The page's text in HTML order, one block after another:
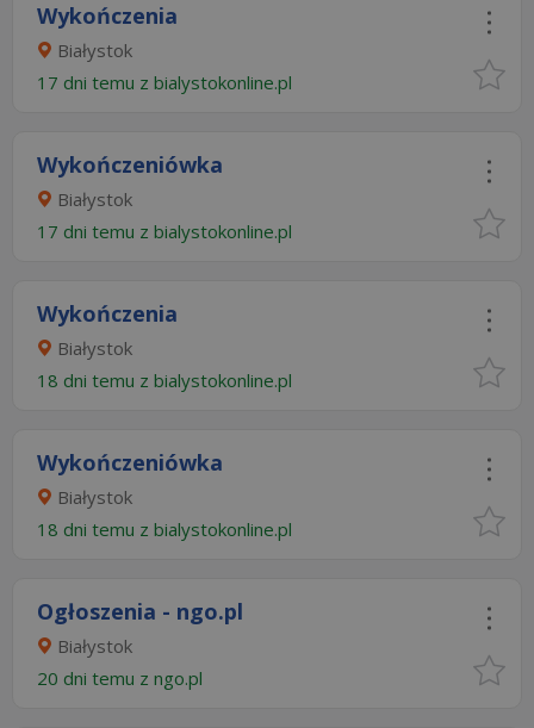
Wykończenia
Białystok
17 dni temu z bialystokonline.pl
Wykończeniówka
Białystok
17 dni temu z bialystokonline.pl
Wykończenia
Białystok
18 dni temu z bialystokonline.pl
Wykończeniówka
Białystok
18 dni temu z bialystokonline.pl
Ogłoszenia - ngo.pl
Białystok
20 dni temu z ngo.pl